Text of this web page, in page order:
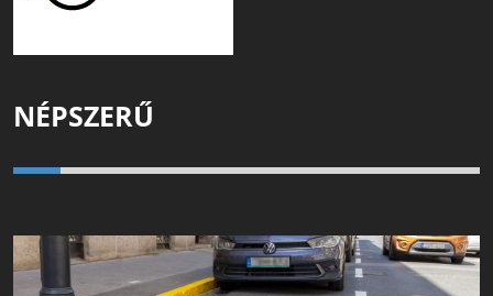
NÉPSZERŰ